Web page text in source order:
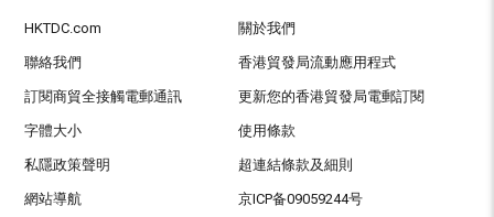
HKTDC.com 關於我們
聯絡我們 香港貿發局流動應用程式
訂閱商貿全接觸電郵通訊 更新您的香港貿發局電郵訂閱
字體大小 使用條款
私隱政策聲明 超連結條款及細則
網站導航 京ICP备09059244号